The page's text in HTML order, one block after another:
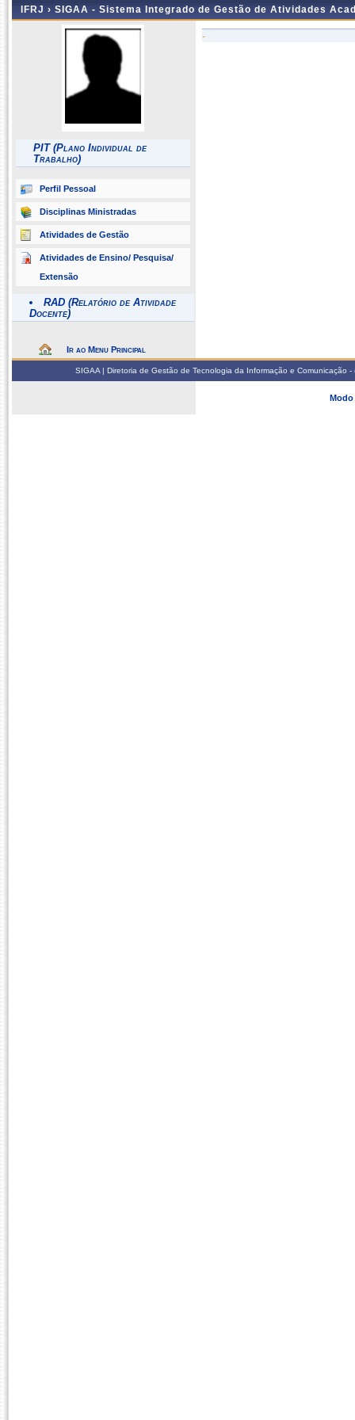
IFRJ › SIGAA - Sistema Integrado de Gestão de Atividades
PIT (Plano Individual de
Trabalho)
Perfil Pessoal
Disciplinas Ministradas
Atividades de Gestão
Atividades de Ensino/ Pesquisa/
Extensão
RAD (Relatório de Atividade
Docente)
Ir ao Menu Principal
-
SIGAA | Diretoria de Gestão de Tecnologia da Informação e
Modo